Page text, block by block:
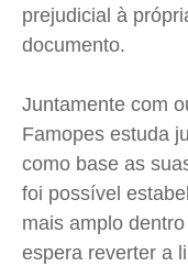
prejudicial à
documento.
Juntamente com
Famopes estuda
como base as
foi possível
mais amplo
espera reverter a